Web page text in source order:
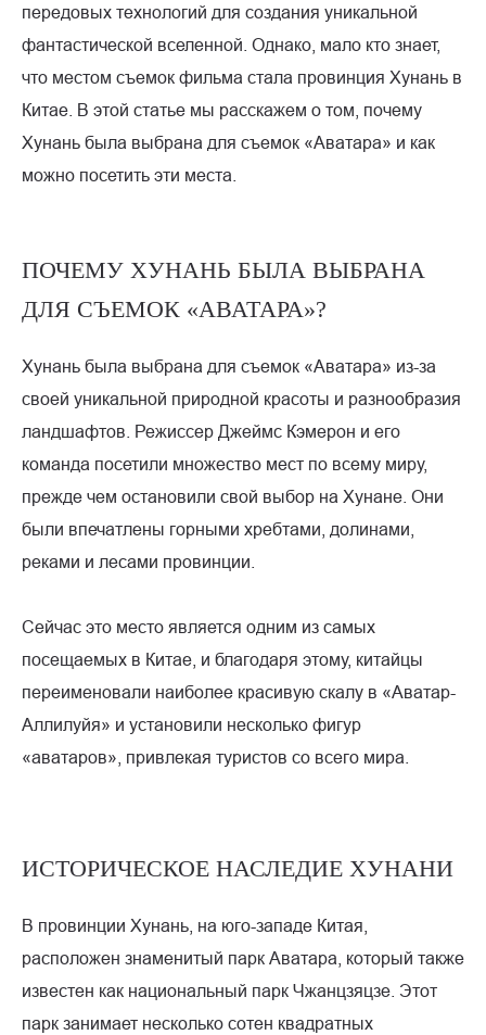
передовых технологий для создания уникальной
фантастической вселенной. Однако, мало кто знает,
что местом съемок фильма стала провинция Хунань в
Китае. В этой статье мы расскажем о том, почему
Хунань была выбрана для съемок «Аватара» и как
можно посетить эти места.
ПОЧЕМУ ХУНАНЬ БЫЛА ВЫБРАНА
ДЛЯ СЪЕМОК «АВАТАРА»?
Хунань была выбрана для съемок «Аватара» из-за
своей уникальной природной красоты и разнообразия
ландшафтов. Режиссер Джеймс Кэмерон и его
команда посетили множество мест по всему миру,
прежде чем остановили свой выбор на Хунане. Они
были впечатлены горными хребтами, долинами,
реками и лесами провинции.
Сейчас это место является одним из самых
посещаемых в Китае, и благодаря этому, китайцы
переименовали наиболее красивую скалу в «Аватар-
Аллилуйя» и установили несколько фигур
«аватаров», привлекая туристов со всего мира.
ИСТОРИЧЕСКОЕ НАСЛЕДИЕ ХУНАНИ
В провинции Хунань, на юго-западе Китая,
расположен знаменитый парк Аватара, который также
известен как национальный парк Чжанцзяцзе. Этот
парк занимает несколько сотен квадратных